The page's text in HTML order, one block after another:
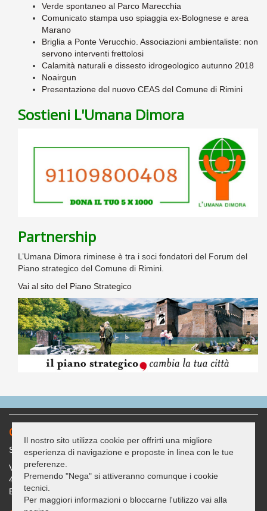
Verde spontaneo al Parco Marecchia
Comunicato stampa uso spiaggia ex-Bolognese e area
Marano
Briglia a Ponte Verucchio. Associazioni ambientaliste: non
servono interventi frettolosi
Calamità naturali e dissesto idrogeologico autunno 2018
Noairgun
Presentazione del nuovo CEAS del Comune di Rimini
Sostieni L'Umana Dimora
Partnership
L’Umana Dimora riminese è tra i soci fondatori del Forum del
Piano strategico del Comune di Rimini.
Vai al sito del Piano Strategico
Contatti
Sede legale: c/o Casa delle Associazioni "G. Bracconi"
Via Covignano 238
47923 - Rimini (RN)
Email: segreteria@umanadimorarimini.it
Il nostro sito utilizza cookie per offrirti una migliore
esperienza di navigazione e proposte in linea con le tue
preferenze.
Premendo "Nega" si attiveranno comunque i cookie
tecnici.
Per maggiori informazioni o bloccarne l'utilizzo vai alla